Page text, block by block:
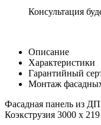
Консультация
Описание
Характеристики
Гарантийный
Монтаж
Фасадная панель из
Коэкструзия 3000 х